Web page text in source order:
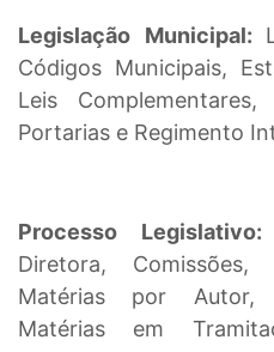
Legislação Municipal:
Códigos Municipais,
Leis Complementares,
Portarias e Regimento
Processo Legislativo:
Diretora, Comissões,
Matérias por Autor,
Matérias em